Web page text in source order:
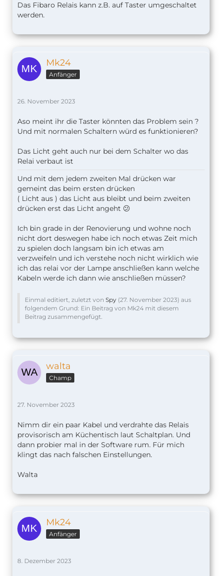
Das Fibaro Relais kann z.B. auf Taster umgeschaltet
werden.
Mk24
Anfänger
26. November 2023
Aso meint ihr die Taster könnten das Problem sein ?
Und mit normalen Schaltern würd es funktionieren?
Das Licht geht auch nur bei dem Schalter wo das
Relai verbaut ist
Und mit dem jedem zweiten Mal drücken war
gemeint das beim ersten drücken
( Licht aus ) das Licht aus bleibt und beim zweiten
drücken erst das Licht angeht 😕
Ich bin grade in der Renovierung und wohne noch
nicht dort deswegen habe ich noch etwas Zeit mich
zu spielen doch langsam bin ich etwas am
verzweifeln und ich verstehe noch nicht wirklich wie
ich das relai vor der Lampe anschließen kann welche
Kabeln werde ich dann wie anschließen müssen?
Einmal editiert, zuletzt von Spy (27. November 2023) aus
folgendem Grund: Ein Beitrag von Mk24 mit diesem
Beitrag zusammengefügt.
walta
Champ
27. November 2023
Nimm dir ein paar Kabel und verdrahte das Relais
provisorisch am Küchentisch laut Schaltplan. Und
dann probier mal in der Software rum. Für mich
klingt das nach falschen Einstellungen.
Walta
Mk24
Anfänger
8. Dezember 2023